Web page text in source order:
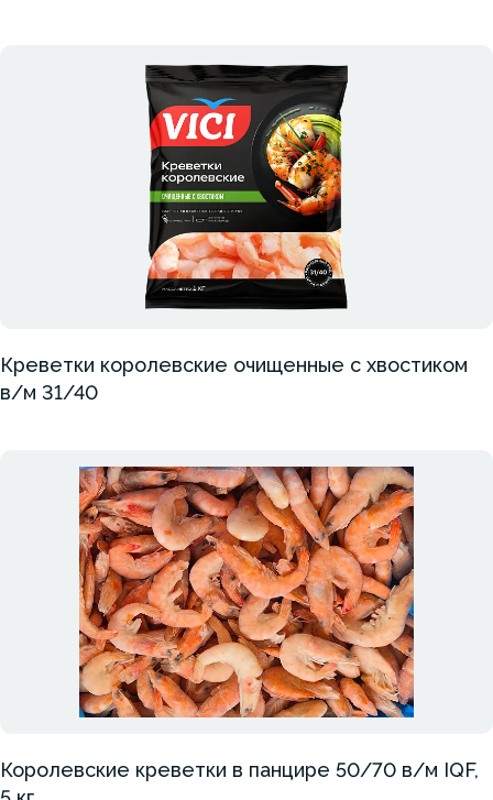
Креветки королевские очищенные с хвостиком
в/м 31/40
Королевские креветки в панцире 50/70 в/м IQF,